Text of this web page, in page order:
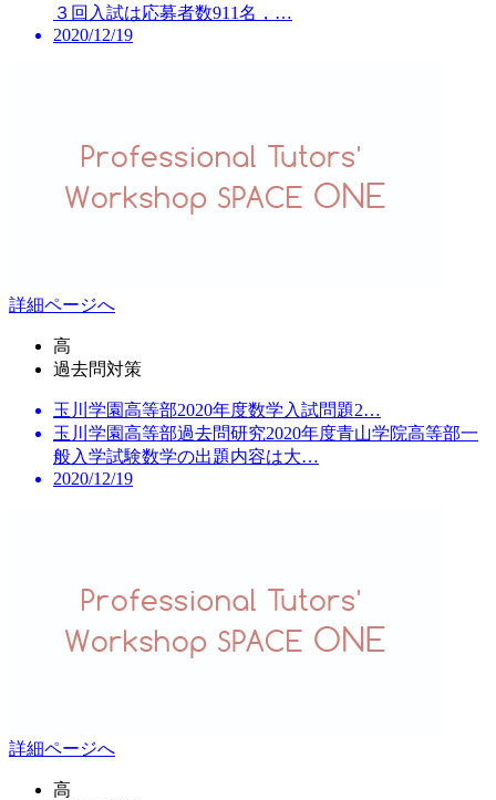
３回入試は応募者数911名，…
2020/12/19
詳細ページへ
高
過去問対策
玉川学園高等部2020年度数学入試問題2…
玉川学園高等部過去問研究2020年度青山学院高等部一
般入学試験数学の出題内容は大…
2020/12/19
詳細ページへ
高